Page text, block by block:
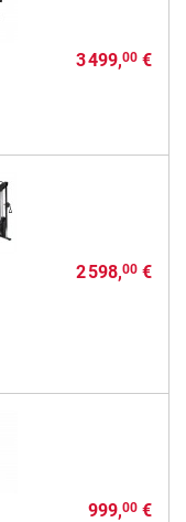
3 499,00€
2 598,00€
999,00€